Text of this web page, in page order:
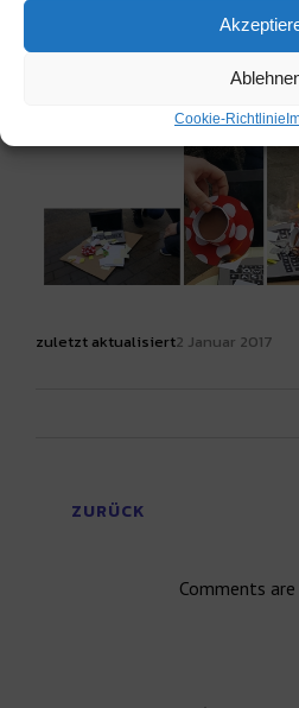
Cookie-Richtlinie
Papiermodelle und damit die
sodass nur noch das Foto des
überfahren und im Altpapier
zuletzt aktualisiert2 Januar 2017
ZURÜCK
Comments